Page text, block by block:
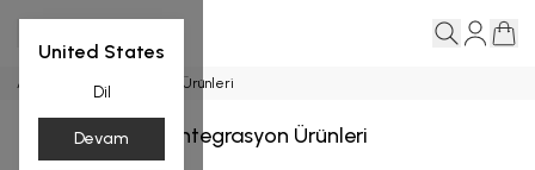
United States
Dil
Devam
Ana Sayfa Entegrasyon Ürünleri
Entegrasyon Ürünleri